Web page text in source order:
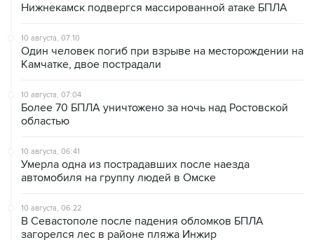
Нижнекамск подвергся массированной атаке БПЛА
10 августа, 07:10
Один человек погиб при взрыве на месторождении на
Камчатке, двое пострадали
10 августа, 07:04
Более 70 БПЛА уничтожено за ночь над Ростовской
областью
10 августа, 06:41
Умерла одна из пострадавших после наезда
автомобиля на группу людей в Омске
10 августа, 06:22
В Севастополе после падения обломков БПЛА
загорелся лес в районе пляжа Инжир